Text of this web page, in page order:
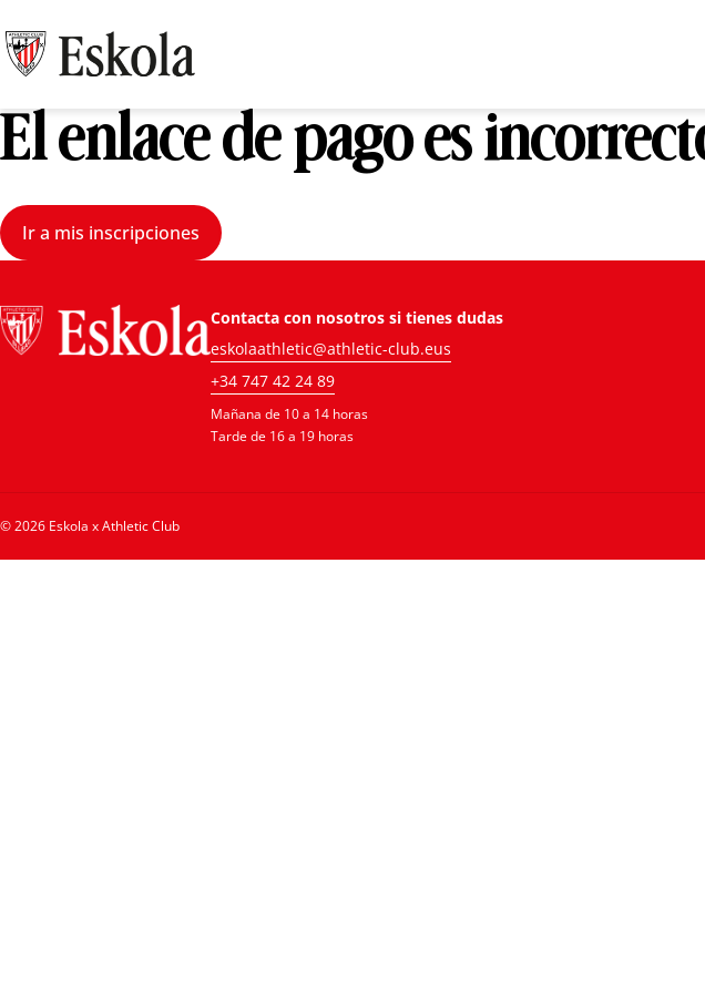
El enlace de pago es
Ir a mis inscripciones
Contacta con nosotros si tienes dudas
eskolaathletic@athletic-club.eus
+34 747 42 24 89
Mañana de 10 a 14 horas
Tarde de 16 a 19 horas
© 2026 Eskola x Athletic Club